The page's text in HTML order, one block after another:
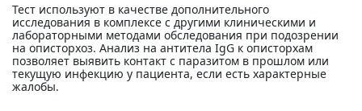
Тест используют в качестве дополнительного
исследования в комплексе с другими клиническими и
лабораторными методами обследования при подозрении
на описторхоз. Анализ на антитела IgG к описторхам
позволяет выявить контакт с паразитом в прошлом или
текущую инфекцию у пациента, если есть характерные
жалобы.